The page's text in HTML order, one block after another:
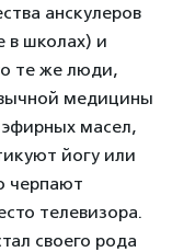
анскулеров
в школах) и
те же люди,
медицины
эфирных масел,
йогу или
черпают
телевизора.
своего рода